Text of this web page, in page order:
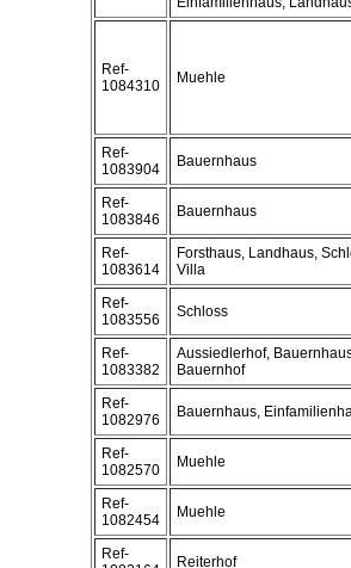
Ref-
1084310
Muehle
Ref-
1083904
Bauernhaus
Ref-
1083846
Bauernhaus
Ref-
1083614
Forsthaus, Landhaus,
Villa
Ref-
1083556
Schloss
Ref-
1083382
Aussiedlerhof,
Bauernhof
Ref-
1082976
Bauernhaus,
Ref-
1082570
Muehle
Ref-
1082454
Muehle
Ref-
Reiterhof